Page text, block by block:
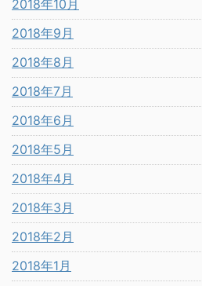
2018年10月
2018年9月
2018年8月
2018年7月
2018年6月
2018年5月
2018年4月
2018年3月
2018年2月
2018年1月